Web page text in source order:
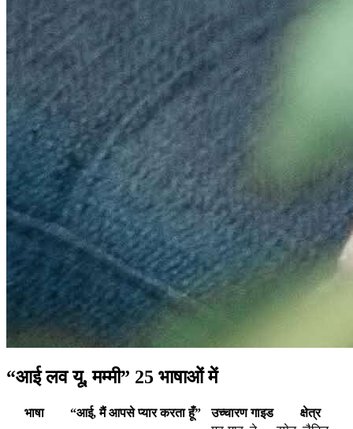
“आई लव यू, मम्मी” 25 भाषाओं में
भाषा “आई, मैं आपसे प्यार करता हूँ” उच्चारण गाइड
क्षेत्र